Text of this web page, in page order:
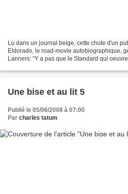
Lu dans un journal belge, cette chute d'un
Eldorado, le road-movie autobiographique,
Lanners: "Y a pas que le Standard qui
Une bise et au lit 5
Publié le 05/06/2008 à 07:00
Par charles tatum